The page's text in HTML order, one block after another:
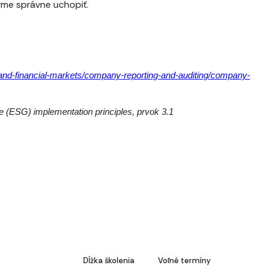
správne uchopiť.
financial-markets/company-reporting-and-auditing/company-
(ESG) implementation principles, prvok 3.1
Dĺžka školenia Voľné termíny